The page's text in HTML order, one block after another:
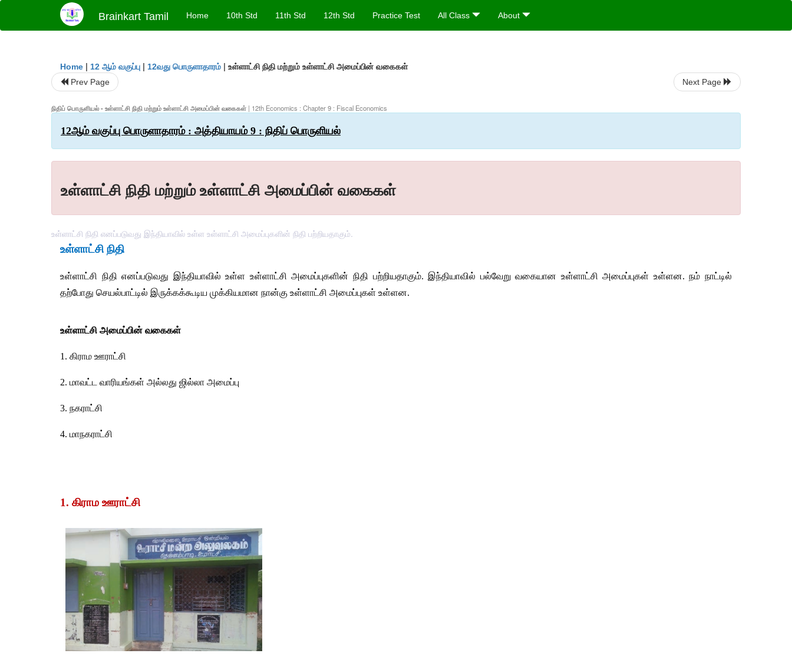
Brainkart Tamil Home 10th Std 11th Std 12th Std Practice Test All Class About
Home | 12 ஆம் வகுப்பு | 12வது பொருளாதாரம் | உள்ளாட்சி நிதி மற்றும் உள்ளாட்சி அமைப்பின் வகைகள்
Prev Page Next Page
நிதிப் பொருளியல் - உள்ளாட்சி நிதி மற்றும் உள்ளாட்சி அமைப்பின் வகைகள் | 12th Economics : Chapter 9 : Fiscal Economics
12ஆம் வகுப்பு பொருளாதாரம் : அத்தியாயம் 9 : நிதிப் பொருளியல்
உள்ளாட்சி நிதி மற்றும் உள்ளாட்சி அமைப்பின் வகைகள்
உள்ளாட்சி நிதி எனப்படுவது இந்தியாவில் உள்ள உள்ளாட்சி அமைப்புகளின் நிதி பற்றியதாகும்.
உள்ளாட்சி நிதி
உள்ளாட்சி நிதி எனப்படுவது இந்தியாவில் உள்ள உள்ளாட்சி அமைப்புகளின் நிதி பற்றியதாகும். இந்தியாவில் பல்வேறு வகையான உள்ளாட்சி அமைப்புகள் உள்ளன. நம் நாட்டில்
தற்போது செயல்பாட்டில் இருக்கக்கூடிய முக்கியமான நான்கு உள்ளாட்சி அமைப்புகள் உள்ளன.
உள்ளாட்சி அமைப்பின் வகைகள்
1. கிராம ஊராட்சி
2. மாவட்ட வாரியங்கள் அல்லது ஜில்லா அமைப்பு
3. நகராட்சி
4. மாநகராட்சி
1. கிராம ஊராட்சி